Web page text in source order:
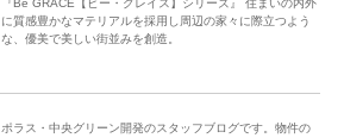
『Be GRACE【ビー・グレイス】シリーズ』 住まいの内外
に質感豊かなマテリアルを採用し周辺の家々に際立つよう
な、優美で美しい街並みを創造。
ポラス・中央グリーン開発のスタッフブログです。物件の